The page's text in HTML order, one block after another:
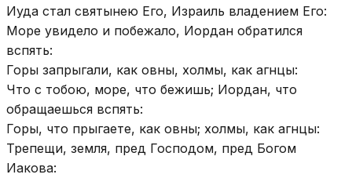
Иуда стал святынею Его, Израиль владением Его:
Море увидело и побежало, Иордан обратился
вспять:
Горы запрыгали, как овны, холмы, как агнцы:
Что с тобою, море, что бежишь; Иордан, что
обращаешься вспять:
Горы, что прыгаете, как овны; холмы, как агнцы:
Трепещи, земля, пред Господом, пред Богом
Иакова: